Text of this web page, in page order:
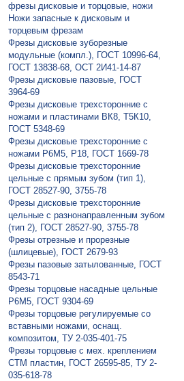
фрезы дисковые и торцовые, ножи
Ножи запасные к дисковым и
торцевым фрезам
Фрезы дисковые зуборезные
модульные (компл.), ГОСТ 10996-64,
ГОСТ 13838-68, ОСТ 2И41-14-87
Фрезы дисковые пазовые, ГОСТ
3964-69
Фрезы дисковые трехсторонние с
ножами и пластинами ВК8, Т5К10,
ГОСТ 5348-69
Фрезы дисковые трехсторонние с
ножами Р6М5, Р18, ГОСТ 1669-78
Фрезы дисковые трехсторонние
цельные с прямым зубом (тип 1),
ГОСТ 28527-90, 3755-78
Фрезы дисковые трехсторонние
цельные с разнонаправленным зубом
(тип 2), ГОСТ 28527-90, 3755-78
Фрезы отрезные и прорезные
(шлицевые), ГОСТ 2679-93
Фрезы пазовые затылованные, ГОСТ
8543-71
Фрезы торцовые насадные цельные
Р6М5, ГОСТ 9304-69
Фрезы торцовые регулируемые со
вставными ножами, оснащ.
композитом, ТУ 2-035-401-75
Фрезы торцовые с мех. креплением
СТМ пластин, ГОСТ 26595-85, ТУ 2-
035-618-78